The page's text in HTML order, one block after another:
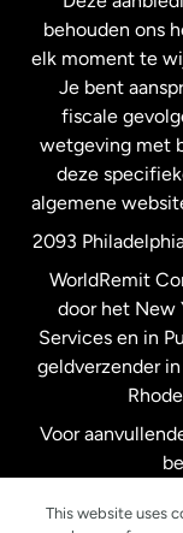
Spanje
behouden ons
elk moment te
Je bent
fiscale
wetgeving met
deze
algemene
2093
WorldRemit
door het New
Services en in
geldverzender
Voor
This website uses